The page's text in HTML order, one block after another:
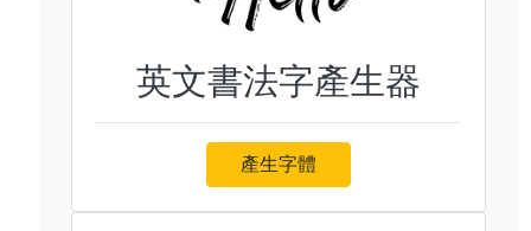
英文書法字產生器
產生字體